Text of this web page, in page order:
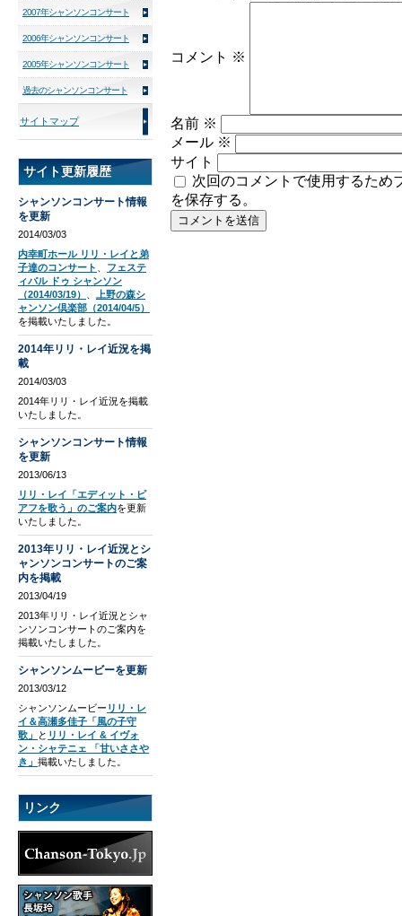
コメント ※
名前 ※
メール ※
サイト
次回のコメントで使用するため
を保存する。
2007年シャンソンコンサート
2006年シャンソンコンサート
2005年シャンソンコンサート
過去のシャンソンコンサート
サイトマップ
サイト更新履歴
シャンソンコンサート情報
を更新
2014/03/03
内幸町ホール リリ・レイと弟
子達のコンサート
フェステ
ィバル ドゥ シャンソン
（2014/03/19）
上野の森シ
ャンソン倶楽部（2014/04/5）
を掲載いたしました。
2014年リリ・レイ近況を掲
載
2014/03/03
2014年リリ・レイ近況を掲載
いたしました。
シャンソンコンサート情報
を更新
2013/06/13
リリ・レイ「エディット・ピ
アフを歌う」のご案内を更新
いたしました。
2013年リリ・レイ近況とシ
ャンソンコンサートのご案
内を掲載
2013/04/19
2013年リリ・レイ近況とシャ
ンソンコンサートのご案内を
掲載いたしました。
シャンソンムービーを更新
2013/03/12
シャンソンムービー リリ・レ
イ＆高瀬多佳子「風の子守
歌」
と リリ・レイ & イヴォ
ン・シャテニェ 「甘いささや
き」 掲載いたしました。
リンク